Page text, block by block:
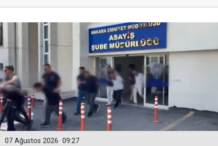
09:27
07 Ağustos 2026